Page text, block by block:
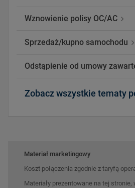
Wznowienie polisy OC/AC
Sprzedaż/kupno samochodu
Odstąpienie od umowy
Zobacz wszystkie tematy
Materiał marketingowy
Koszt połączenia zgodnie z taryfą
Materiały prezentowane na tej